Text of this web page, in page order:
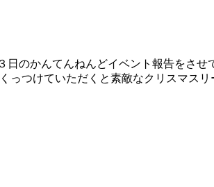
のかんてんねんどイベント報告をさせ
つけていただくと素敵なクリスマス